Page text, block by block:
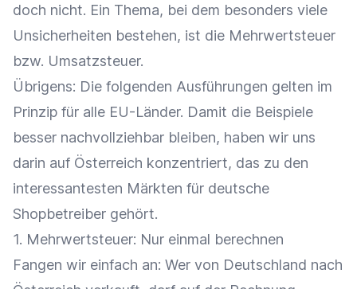
doch nicht. Ein Thema, bei dem besonders viele
Unsicherheiten bestehen, ist die Mehrwertsteuer
bzw. Umsatzsteuer.
Übrigens: Die folgenden Ausführungen gelten im
Prinzip für alle EU-Länder. Damit die Beispiele
besser nachvollziehbar bleiben, haben wir uns
darin auf Österreich konzentriert, das zu den
interessantesten Märkten für deutsche
Shopbetreiber gehört.
1. Mehrwertsteuer: Nur einmal berechnen
Fangen wir einfach an: Wer von Deutschland nach